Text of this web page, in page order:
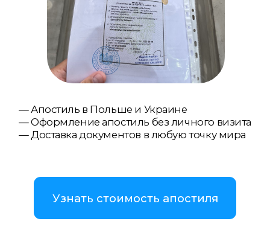
— Доставка документов в любую точку мира
WhatsApp Telegram Viber
Связаться с нами
Узнать стоимость апостиля
Апостиль
Украине (Apostille) — это